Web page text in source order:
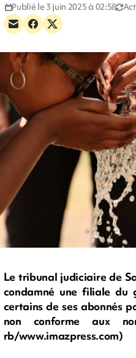
Publié le 3 juin 2025 à 02:58
Le tribunal judiciaire de
condamné une filiale du
certains de ses abonnés
non conforme aux
rb/www.imazpress.com)